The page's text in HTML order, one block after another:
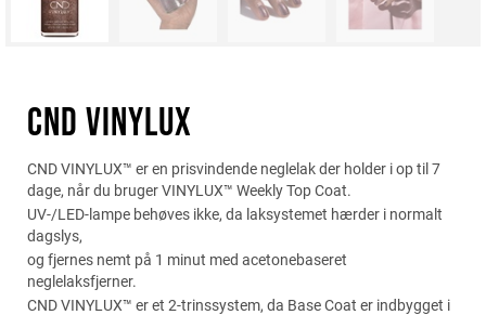
CND VINYLUX
CND VINYLUX™ er en prisvindende neglelak der holder i op til 7
dage, når du bruger VINYLUX™ Weekly Top Coat.
UV-/LED-lampe behøves ikke, da laksystemet hærder i normalt
dagslys,
og fjernes nemt på 1 minut med acetonebaseret
neglelaksfjerner.
CND VINYLUX™ er et 2-trinssystem, da Base Coat er indbygget i